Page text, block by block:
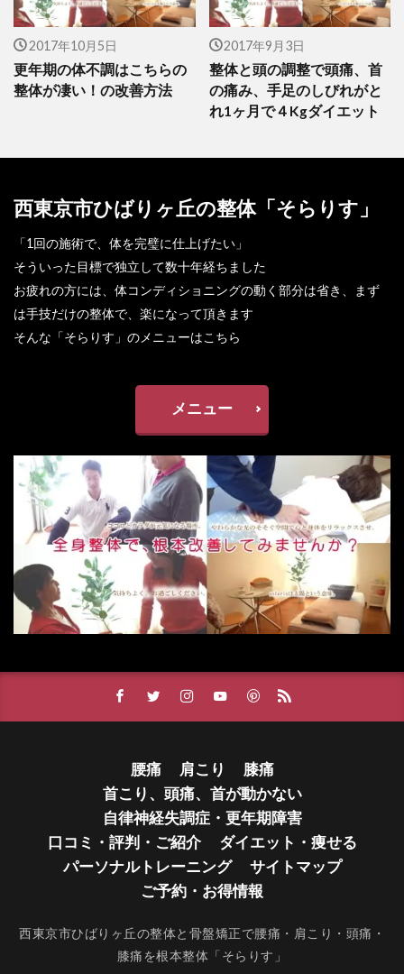
2017年10月5日
更年期の体不調はこちらの
整体が凄い！の改善方法
2017年9月3日
整体と頭の調整で頭痛、首
の痛み、手足のしびれがと
れ1ヶ月で４Kgダイエット
西東京市ひばりヶ丘の整体「そらりす」
「1回の施術で、体を完璧に仕上げたい」
そういった目標で独立して数十年経ちました
お疲れの方には、体コンディショニングの動く部分は省き、まず
は手技だけの整体で、楽になって頂きます
そんな「そらりす」のメニューはこちら
メニュー
腰痛 肩こり
膝痛
首こり、頭痛、首が動かない
自律神経失調症・更年期障害
口コミ・評判・ご紹介
ダイエット・痩せる
パーソナルトレーニング
サイトマップ
ご予約・お得情報
西東京市ひばりヶ丘の整体と骨盤矯正で腰痛・肩こり・頭痛・
膝痛を根本整体「そらりす」